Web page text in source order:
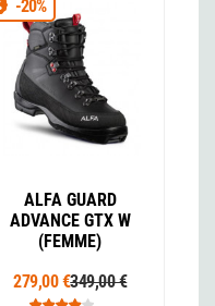
ALFA GUARD
ADVANCE GTX W
(FEMME)
279,00 €349,00 €
-20%